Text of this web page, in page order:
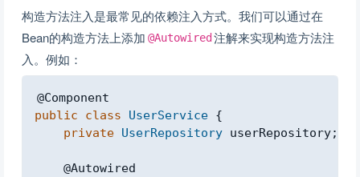
构造方法注入是最常见的依赖注入方式。我们可以通过在
Bean的构造方法上添加 @Autowired 注解来实现构造方法注
入。例如：
@Component
public
class UserService {
private UserRepository userRepository;
@Autowired